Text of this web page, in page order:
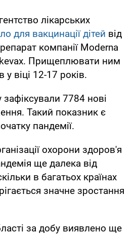
лікарських
для вакцинації дітей від
компанії Moderna
Прищеплювати ним
у віці 12-17 років.
зафіксували 7784 нові
Такий показник є
пандемії.
охорони здоров'я
ще далека від
в багатьох країнах
значне зростання
за добу виявлено ще